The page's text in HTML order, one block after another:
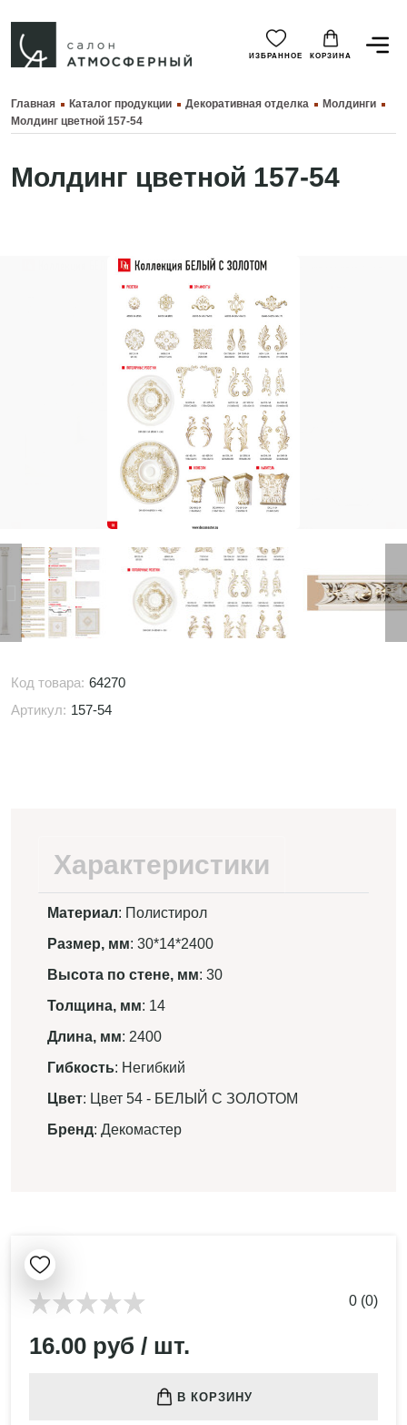
ИЗБРАННОЕ КОРЗИНА
Главная Каталог продукции Декоративная отделка
Молдинги
Молдинг цветной 157-54
Молдинг цветной 157-54
Код товара: 64270
Артикул: 157-54
Характеристики
Материал: Полистирол
Размер, мм: 30*14*2400
Высота по стене, мм: 30
Толщина, мм: 14
Длина, мм: 2400
Гибкость: Негибкий
Цвет: Цвет 54 - БЕЛЫЙ С ЗОЛОТОМ
Бренд: Декомастер
0 (0)
16.00 руб / шт.
В КОРЗИНУ